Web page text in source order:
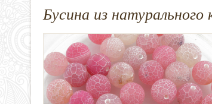
Бусина из